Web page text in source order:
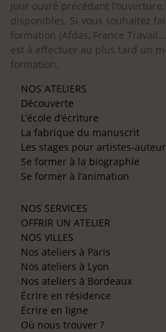
jour ouvré précédant
disponibles. Si vous souhaitez
formation (Afdas, France
est à effectuer au plus tard un
formation.
NOS ATELIERS
Découverte
L’école d’écriture
La fabrique du manuscrit
Les stages pour artistes-
Se former à la biographie
Se former à l’animation
NOS SERVICES
OFFRIR UN ATELIER
NOS VILLES
Nos ateliers à Paris
Nos ateliers à Lyon
Nos ateliers à Bordeaux
Écrire en résidence
Écrire en ligne
Où nous trouver ?